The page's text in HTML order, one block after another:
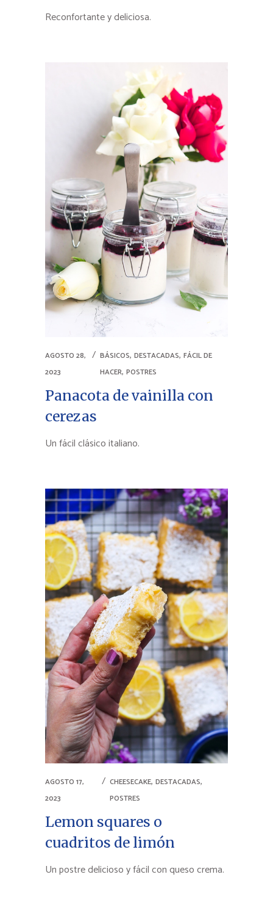
Reconfortante y deliciosa.
AGOSTO 28,
2023
BÁSICOS,DESTACADAS,FÁCIL DE
HACER,POSTRES
Panacota de vainilla con
cerezas
Un fácil clásico italiano.
AGOSTO 17,
2023
CHEESECAKE, DESTACADAS,
POSTRES
Lemon squares o
cuadritos de limón
Un postre delicioso y fácil con queso crema.